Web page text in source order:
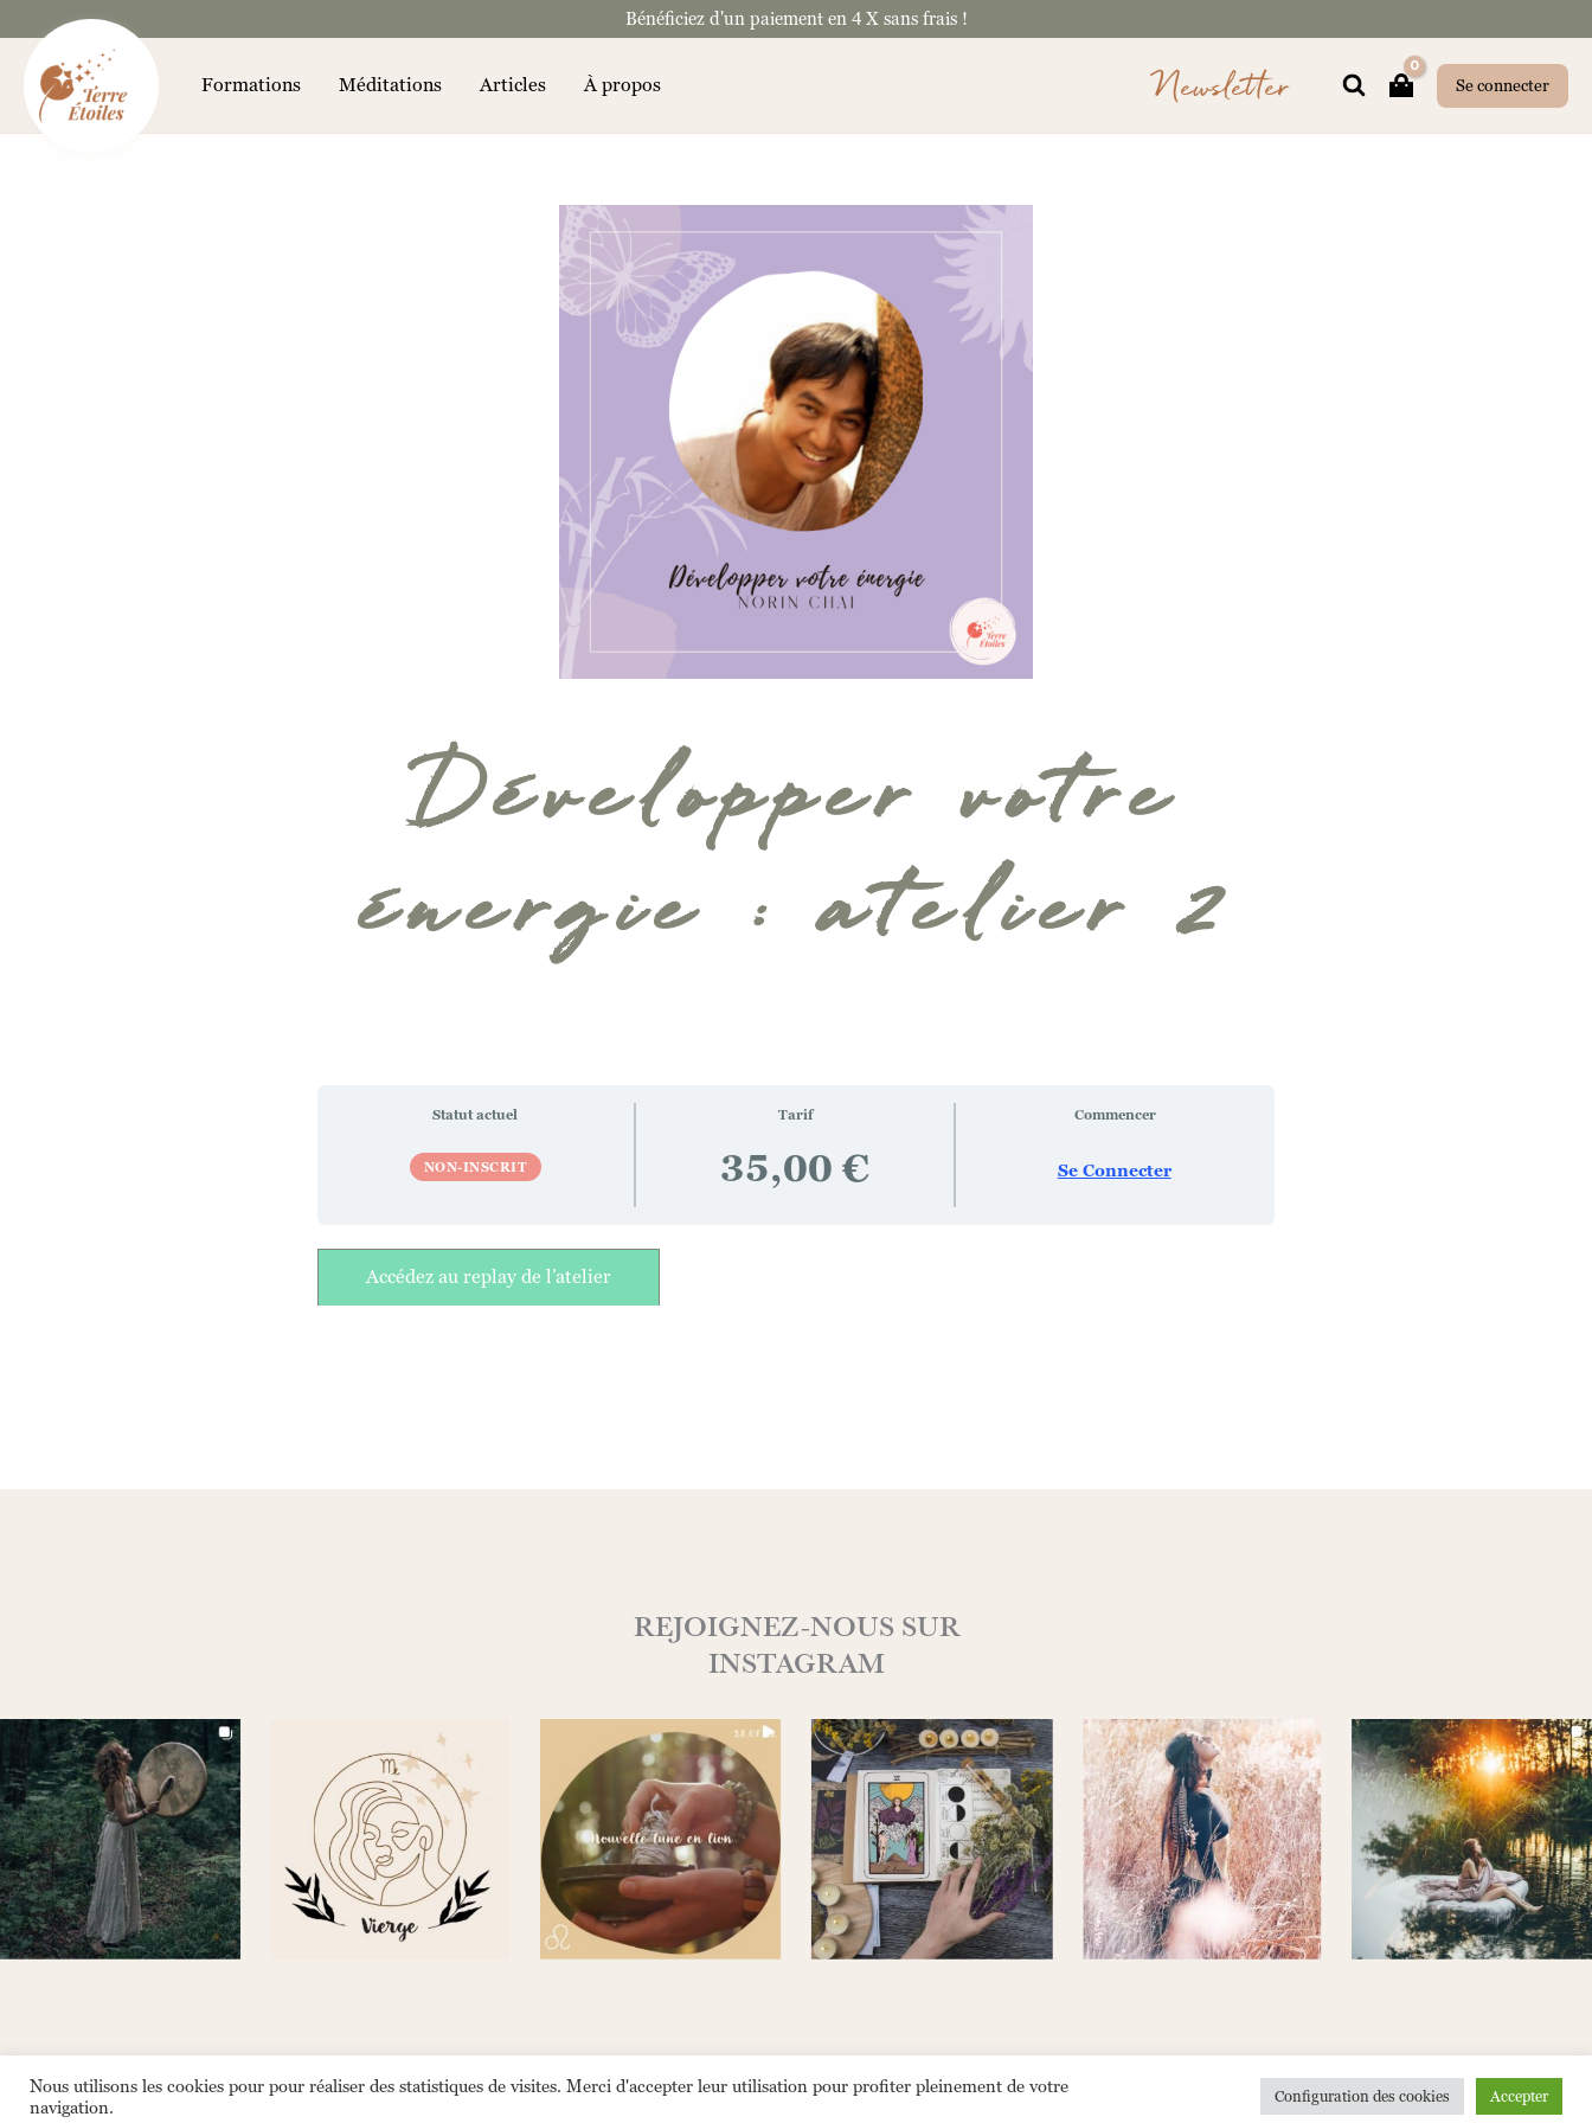
au
contenu
Bénéficiez d'un paiement en 4 X sans frais !
Formations Méditations Articles À propos Newsletter RechercherSe connecter
Développer votre
énergie : atelier 2
Statut actuel
NON-INSCRIT
Tarif
35,00 €
Commencer
Se Connecter
Accédez au replay de l’atelier
REJOIGNEZ-NOUS SUR
INSTAGRAM
Facebook
Instagram
Nous utilisons les cookies pour pour réaliser des statistiques de visites. Merci d'accepter leur utilisation pour profiter pleinement de votre
navigation.
Configuration des cookies Accepter